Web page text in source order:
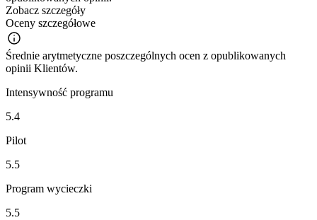
Zobacz szczegóły
Oceny szczegółowe
Średnie arytmetyczne poszczególnych ocen z opublikowanych
opinii Klientów.
Intensywność programu
5.4
Pilot
5.5
Program wycieczki
5.5